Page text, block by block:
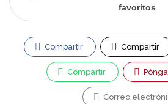
favoritos
Compartir Compartir
Compartir
Correo